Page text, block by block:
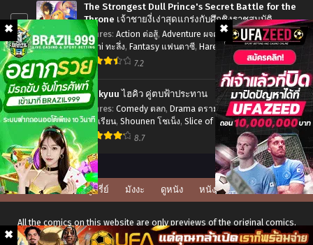
เลเวล
2
ก็
โคตร
โกง
ตอน
12
พากย์
ไทย+ซับ
ไทย
ใจ
อยาก
จะ
พบ
รัก
ใน
เจี้ยน
เดอะ
มูฟ
ซับ
4
The Strongest Dull Prince's Secret Battle for the
Throne เจ้าชายงี่เง่าสุดแกร่งกับศึกชิงราชสมบัติ
Genres: Action ต่อสู้, Adventure ผจญภัย ,Drama ดราม่า,
Ecchi ทะลึ่ง, Fantasy แฟนตาซี, Harem ฮาเร็ม,Manga มังงะ
ญี่ปุ่น,Romance โรแมนติก Seinen เซเน็ง
7.2
5
Haikyuu ไฮคิว คู่ตบฟ้าประทาน
Genres: Comedy ตลก, Drama ดราม่า,School Life ชีวิตใน
โรงเรียน, Shounen โชเน็ง, Slice of Life รั้วโรงเรียน,
Sports กีฬา
8.7
ดูซีรี่ย์ มังงะ ดูหนัง หนังโป๊
All the comics on this website are only previews of the original comics,
there may be many language errors, character names, and story lines.